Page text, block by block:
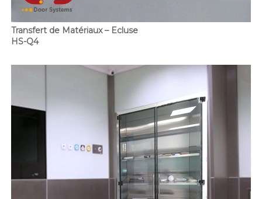
Transfert de Matériaux – Ecluse
HS-Q4